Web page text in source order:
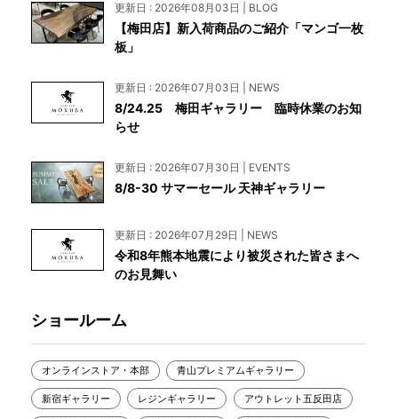
更新日 : 2026年08月03日 | BLOG
【梅田店】新入荷商品のご紹介「マンゴ一枚
板」
更新日 : 2026年07月03日 | NEWS
8/24.25 梅田ギャラリー 臨時休業のお知
らせ
更新日 : 2026年07月30日 | EVENTS
8/8-30 サマーセール 天神ギャラリー
更新日 : 2026年07月29日 | NEWS
令和8年熊本地震により被災された皆さまへ
のお見舞い
ショールーム
オンラインストア・本部 青山プレミアムギャラリー
新宿ギャラリー レジンギャラリー アウトレット五反田店